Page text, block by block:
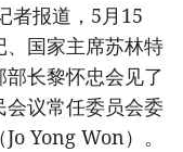
者报道，5月15
、国家主席苏林特
长黎怀忠会见了
议常任委员会委
Yong Won）。